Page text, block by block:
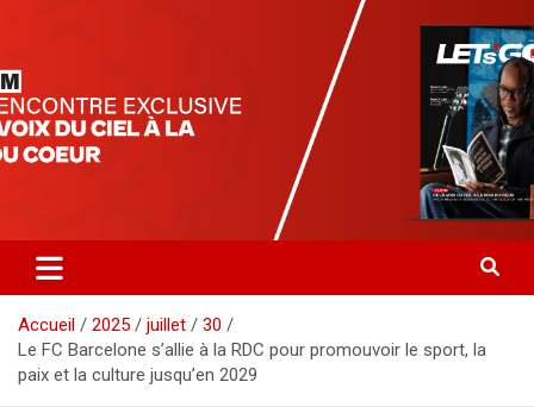
letsgomedia-ci.com
Accueil 2025 juillet
30
Le FC Barcelone s’allie à la RDC pour promouvoir le sport, la
paix et la culture jusqu’en 2029